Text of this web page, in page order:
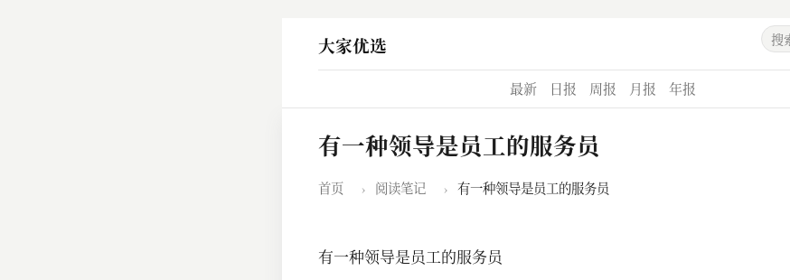
大家优选
最新 日报 周报 月报 年报
有一种领导是员工的服务员
首页 › 阅读笔记 › 有一种领导是员工的服务员
有一种领导是员工的服务员